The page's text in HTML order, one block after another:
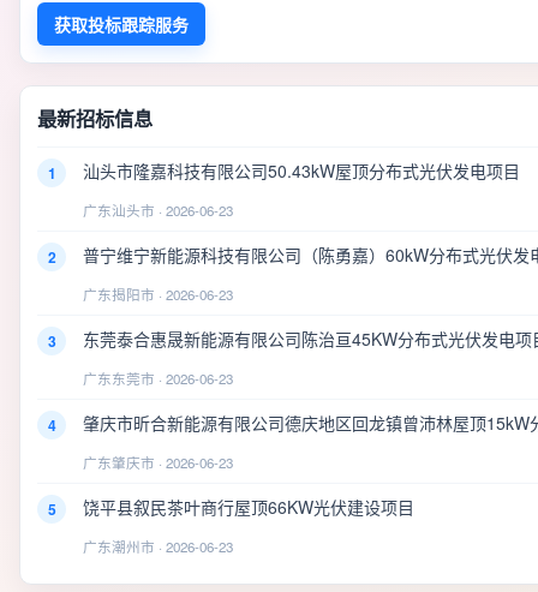
获取投标跟踪服务
最新招标信息
1 汕头市隆嘉科技有限公司50.43kW屋顶分布式光伏发电项目
广东汕头市 · 2026-06-23
2 普宁维宁新能源科技有限公司（陈勇嘉）60kW分布式光伏发
广东揭阳市 · 2026-06-23
3 东莞泰合惠晟新能源有限公司陈治亘45KW分布式光伏发电项
广东东莞市 · 2026-06-23
4 肇庆市昕合新能源有限公司德庆地区回龙镇曾沛林屋顶15kW
广东肇庆市 · 2026-06-23
5 饶平县叙民茶叶商行屋顶66KW光伏建设项目
广东潮州市 · 2026-06-23